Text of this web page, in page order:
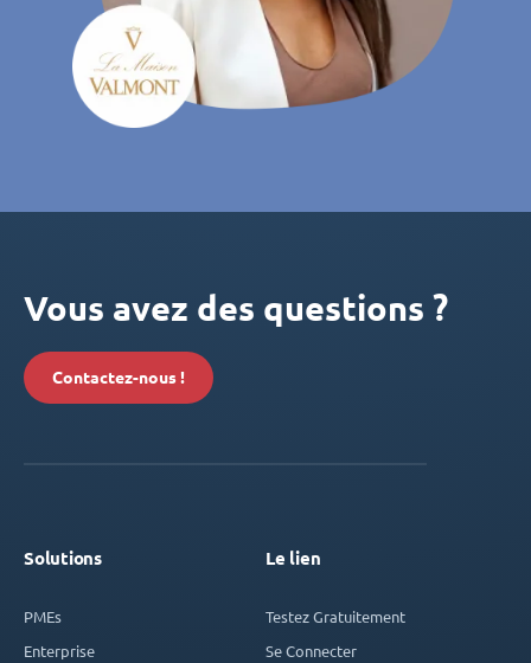
Vous avez des questions ?
Contactez-nous !
Solutions
PMEs
Enterprise
Le lien
Testez Gratuitement
Se Connecter